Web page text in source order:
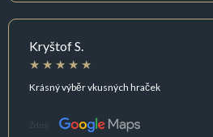
Kryštof S.
Krásný výběr vkusných hraček
Zdroj: